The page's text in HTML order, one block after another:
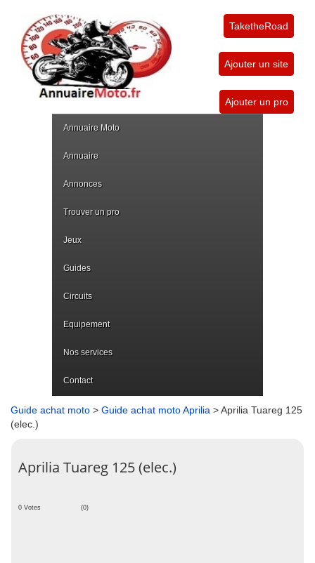
TaketheRoad
Ajouter un site
Ajouter un pro
Annuaire Moto
Annuaire
Annonces
Trouver un pro
Jeux
Guides
Circuits
Equipement
Nos services
Contact
Guide achat moto > Guide achat moto Aprilia > Aprilia Tuareg 125
(elec.)
Aprilia Tuareg 125 (elec.)
0 Votes (0)